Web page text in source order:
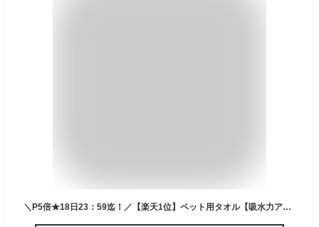
＼P5倍★18日23：59迄！／【楽天1位】ペット用タオル【吸水力アップ！】犬用タオル 吸水速乾 マイクロファイバー 吸水タオル シャワー 防臭 犬猫兼用 体拭き 贈り物